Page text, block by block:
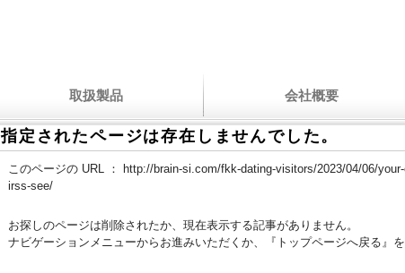
取扱製品 会社概要
指定されたページは存在しませんでした。
このページの URL ：
http://brain-si.com/fkk-dating-visitors/2023/04/06/
irss-see/
お探しのページは削除されたか、現在表示する記事がありません。
ナビゲーションメニューからお進みいただくか、『トップページへ戻る』を